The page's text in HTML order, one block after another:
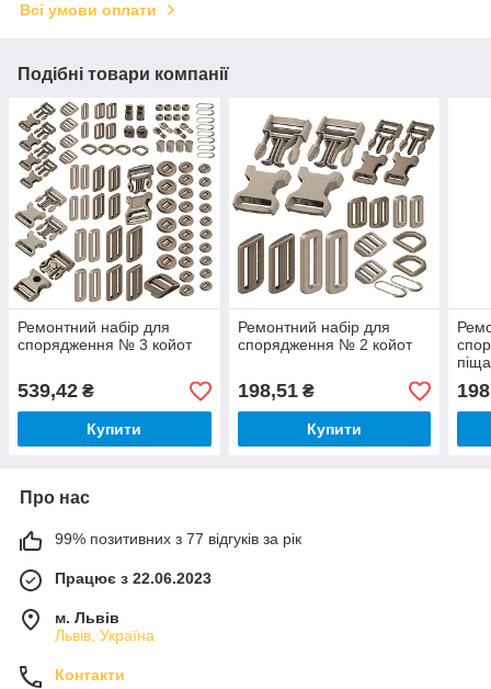
Всі умови оплати
Подібні товари компанії
Ремонтний набір для
спорядження № 3 койот
539,42 ₴
Купити
Ремонтний набір для
спорядження № 2 койот
198,51₴
Купити
Про нас
99% позитивних з 77 відгуків за рік
Працює з 22.06.2023
м. Львів
Львів, Україна
Контакти